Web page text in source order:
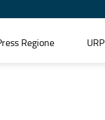
Regione URP